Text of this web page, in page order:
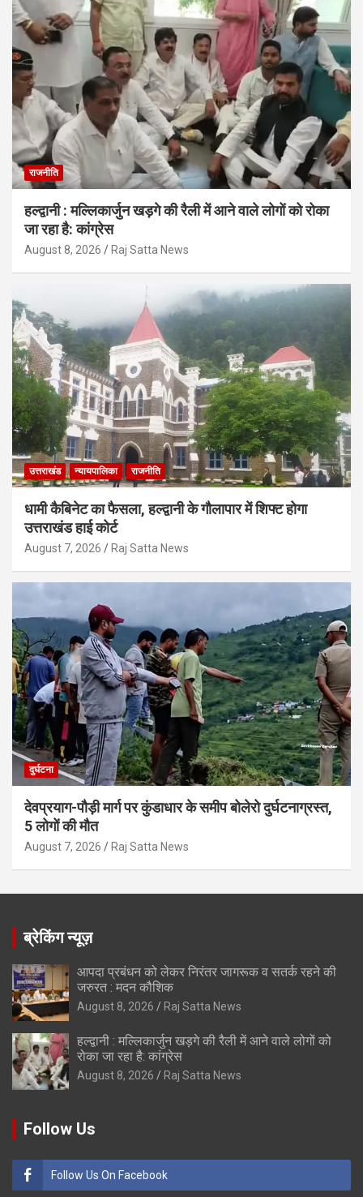
राजनीति
हल्द्वानी : मल्लिकार्जुन खड़गे की रैली में आने वाले लोगों को रोका
जा रहा है: कांग्रेस
August 8, 2026 Raj Satta News
उत्तराखंड न्यायपालिका राजनीति
धामी कैबिनेट का फैसला, हल्द्वानी के गौलापार में शिफ्ट होगा
उत्तराखंड हाई कोर्ट
August 7, 2026 Raj Satta News
दुर्घटना
देवप्रयाग-पौड़ी मार्ग पर कुंडाधार के समीप बोलेरो दुर्घटनाग्रस्त,
5 लोगों की मौत
August 7, 2026 Raj Satta News
ब्रेकिंग न्यूज़
आपदा प्रबंधन को लेकर निरंतर जागरूक व सतर्क रहने की
जरुरत : मदन कौशिक
August 8, 2026 Raj Satta News
हल्द्वानी : मल्लिकार्जुन खड़गे की रैली में आने वाले लोगों को
रोका जा रहा है: कांग्रेस
August 8, 2026 Raj Satta News
Follow Us
Follow Us On Facebook